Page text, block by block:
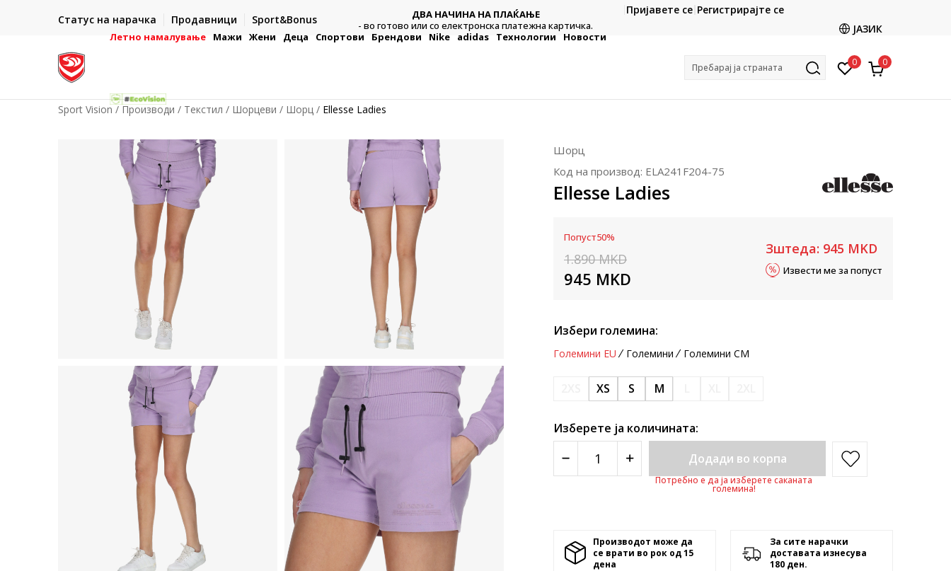
Статус на нарачка Продавници Sport&Bonus
- на сите нарачки во готово или со електронска платежна
ДВА НАЧИНА НА ПЛАЌАЊЕ
- во готово или со електронска платежна картичка.
CLICK & COLLECT
Платете со картичка online и подигнете во продавницата
Пријавете се Регистрирајте се
ЈАЗИК
Летно намалување Мажи Жени Деца Спортови Брендови Nike adidas Технологии Новости
Пребарај ја страната 0 0
Sport Vision Производи Текстил Шорцеви Шорц Ellesse Ladies
Шорц
Код на производ: ELA241F204-75
Ellesse Ladies
Попуст50%
1.890 MKD
945 MKD
Зштеда: 945 MKD
Извести ме за попуст
Избери големина:
Големини EU Големини Големини CM
XS S M
Изберете ја количината:
Додади во корпа
Потребно е да ја изберете саканата
големина!
Производот може да
се врати во рок од 15
денa
За сите нарачки
доставата изнесува
180 ден.